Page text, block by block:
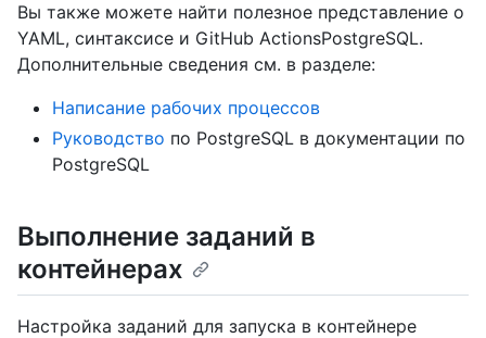
Вы также можете найти полезное представление о
YAML, синтаксисе и GitHub ActionsPostgreSQL.
Дополнительные сведения см. в разделе:
Написание рабочих процессов
Руководство по PostgreSQL в документации по
PostgreSQL
Выполнение заданий в
контейнерах
Настройка заданий для запуска в контейнере